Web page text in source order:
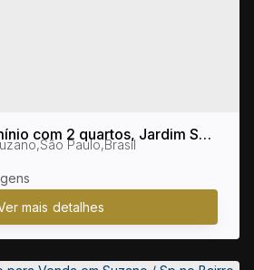
com 2 quartos, Jardim São
Luís - Suzano
,São Paulo,Brasil